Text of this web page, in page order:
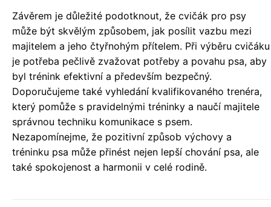
Závěrem je důležité podotknout, že cvičák pro psy
může být skvělým způsobem, jak posílit vazbu mezi
majitelem a jeho čtyřnohým přítelem. Při výběru cvičáku
je potřeba pečlivě zvažovat potřeby a povahu psa, aby
byl trénink efektivní a především bezpečný.
Doporučujeme také vyhledání kvalifikovaného trenéra,
který pomůže s pravidelnými tréninky a naučí majitele
správnou techniku komunikace s psem.
Nezapomínejme, že pozitivní způsob výchovy a
tréninku psa může přinést nejen lepší chování psa, ale
také spokojenost a harmonii v celé rodině.